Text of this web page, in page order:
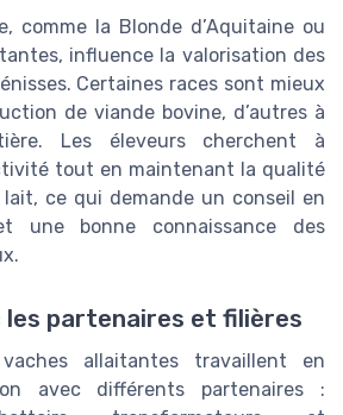
comme la Blonde d’Aquitaine ou
influence la valorisation des
Certaines races sont mieux
de viande bovine, d’autres à
Les éleveurs cherchent à
tout en maintenant la qualité
ce qui demande un conseil en
une bonne connaissance des
les partenaires et filières
allaitantes travaillent en
avec différents partenaires :